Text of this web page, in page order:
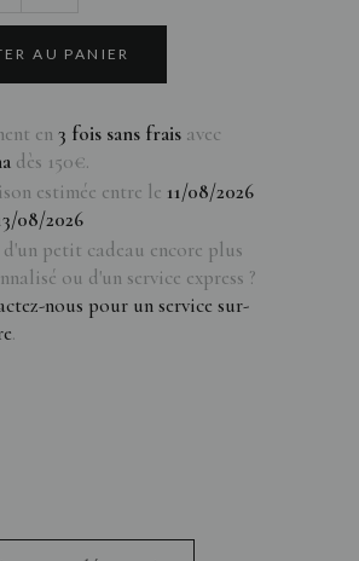
AU PANIER
en 3 fois sans frais avec
dès 150€.
estimée entre le 11/08/2026
08/2026
d'un petit cadeau encore plus
ou d'un service express ?
nous pour un service sur-
.